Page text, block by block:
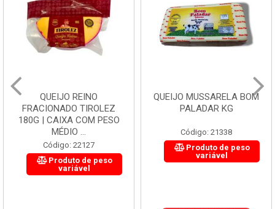
QUEIJO REINO
FRACIONADO TIROLEZ
180G | CAIXA COM PESO
MÉDIO ...
Código: 22127
Produto de peso
variável
QUEIJO MUSSARELA BOM
PALADAR KG
Código: 21338
Produto de peso
variável